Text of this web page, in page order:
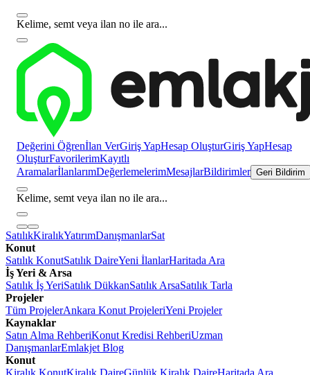
Kelime, semt veya ilan no ile ara...
Değerini Öğrenİlan VerGiriş YapHesap OluşturGiriş YapHesap
OluşturFavorilerimKayıtlı
AramalarİlanlarımDeğerlemelerimMesajlarBildirimler Geri Bildirim
Kelime, semt veya ilan no ile ara...
SatılıkKiralıkYatırımDanışmanlarSat
Konut
Satılık KonutSatılık DaireYeni İlanlarHaritada Ara
İş Yeri & Arsa
Satılık İş YeriSatılık DükkanSatılık ArsaSatılık Tarla
Projeler
Tüm ProjelerAnkara Konut ProjeleriYeni Projeler
Kaynaklar
Satın Alma RehberiKonut Kredisi RehberiUzman
DanışmanlarEmlakjet Blog
Konut
Kiralık KonutKiralık DaireGünlük Kiralık DaireHaritada Ara